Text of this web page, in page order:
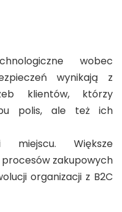
wobec
wynikają z
klientów, którzy
polis, ale też ich
Większe
zakupowych
organizacji z B2C